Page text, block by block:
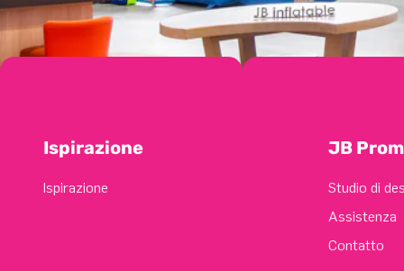
Ispirazione
Ispirazione
JB
Studio di
Assistenza
Contatto